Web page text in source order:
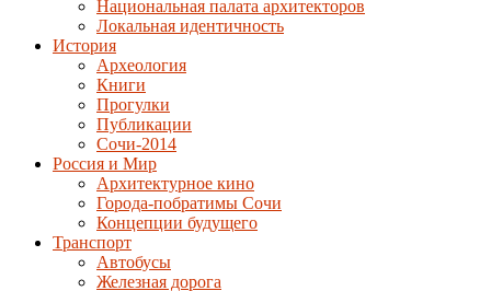
Национальная палата архитекторов
Локальная идентичность
История
Археология
Книги
Прогулки
Публикации
Сочи-2014
Россия и Мир
Архитектурное кино
Города-побратимы Сочи
Концепции будущего
Транспорт
Автобусы
Железная дорога